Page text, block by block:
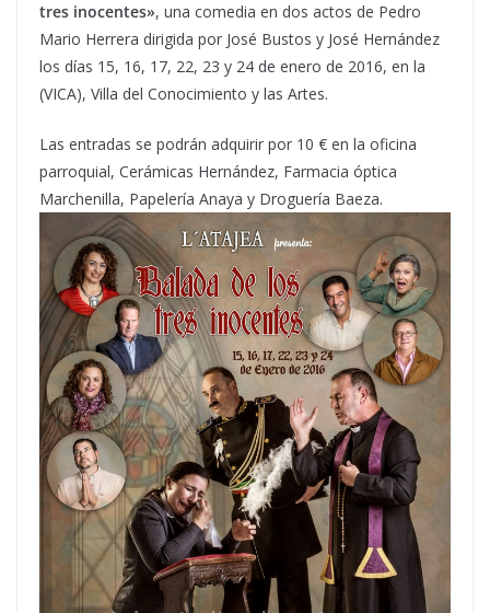
tres inocentes», una comedia en dos actos de Pedro
Mario Herrera dirigida por José Bustos y José Hernández
los días 15, 16, 17, 22, 23 y 24 de enero de 2016, en la
(VICA), Villa del Conocimiento y las Artes.
Las entradas se podrán adquirir por 10 € en la oficina
parroquial, Cerámicas Hernández, Farmacia óptica
Marchenilla, Papelería Anaya y Droguería Baeza.